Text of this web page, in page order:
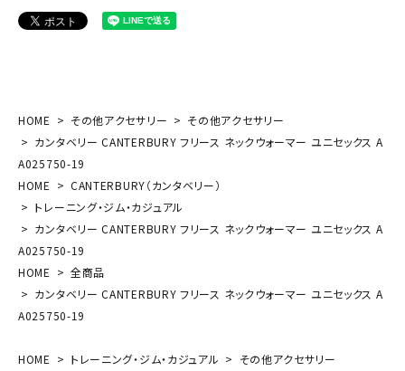
HOME その他アクセサリー
その他アクセサリー
カンタベリー CANTERBURY フリース ネックウォーマー ユニセックス A
A025750-19
HOME
CANTERBURY（カンタベリー）
トレーニング・ジム・カジュアル
カンタベリー CANTERBURY フリース ネックウォーマー ユニセックス A
A025750-19
HOME
全商品
カンタベリー CANTERBURY フリース ネックウォーマー ユニセックス A
A025750-19
HOME トレーニング・ジム・カジュアル
その他アクセサリー